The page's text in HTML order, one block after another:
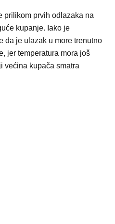
prilikom prvih odlazaka na
kupanje. Iako je
da je ulazak u more trenutno
jer temperatura mora još
većina kupača smatra